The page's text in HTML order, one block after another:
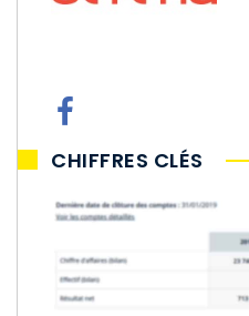
CHIFFRES CLÉS